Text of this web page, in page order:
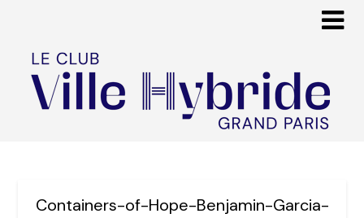
Containers-of-Hope-Benjamin-Garcia-